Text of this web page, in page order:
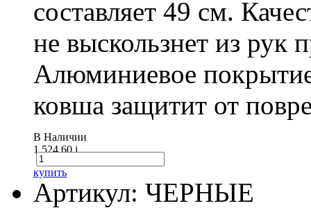
составляет 49 см.
не выскользнет из рук
Алюминиевое
ковша защитит от
В Наличии
1 524.60i
купить
Артикул: ЧЕРНЫЕ